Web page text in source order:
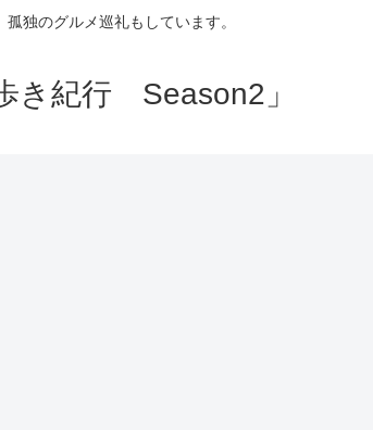
独のグルメ巡礼もしています。
き紀行 Season2」